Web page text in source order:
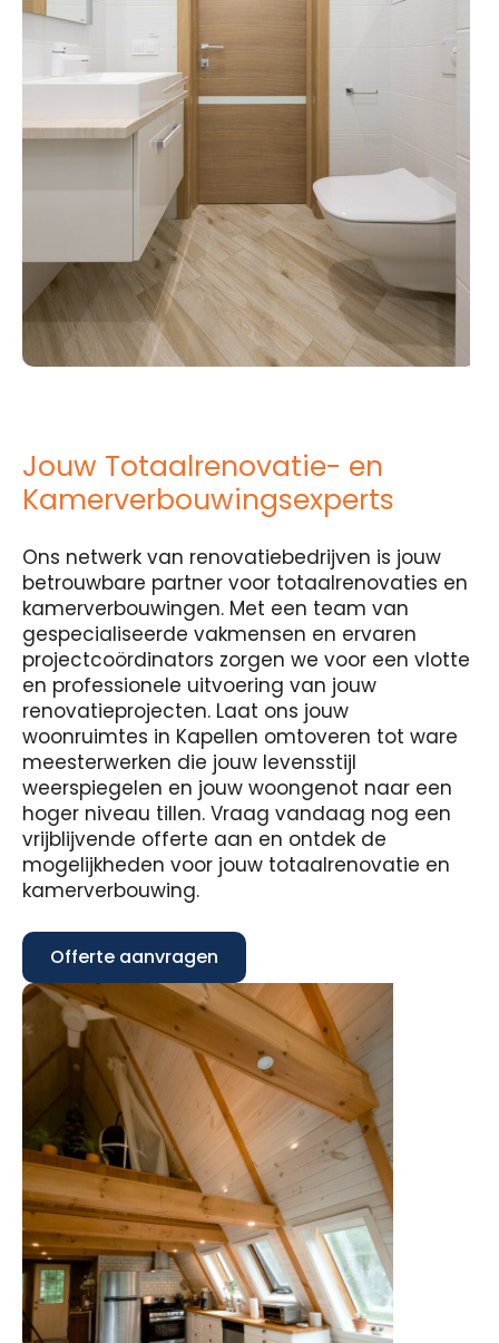
Jouw Totaalrenovatie- en
Kamerverbouwingsexperts
Ons netwerk van renovatiebedrijven is jouw
betrouwbare partner voor totaalrenovaties en
kamerverbouwingen. Met een team van
gespecialiseerde vakmensen en ervaren
projectcoördinators zorgen we voor een vlotte
en professionele uitvoering van jouw
renovatieprojecten. Laat ons jouw
woonruimtes in Kapellen omtoveren tot ware
meesterwerken die jouw levensstijl
weerspiegelen en jouw woongenot naar een
hoger niveau tillen. Vraag vandaag nog een
vrijblijvende offerte aan en ontdek de
mogelijkheden voor jouw totaalrenovatie en
kamerverbouwing.
Offerte aanvragen